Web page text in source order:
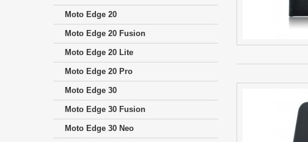
Moto Edge 20
Moto Edge 20 Fusion
Moto Edge 20 Lite
Moto Edge 20 Pro
Moto Edge 30
Moto Edge 30 Fusion
Moto Edge 30 Neo